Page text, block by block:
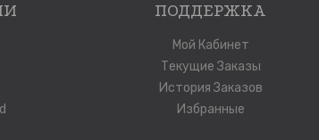
ПОДДЕРЖКА
Мой Кабинет
Текущие Заказы
История Заказов
Избранные